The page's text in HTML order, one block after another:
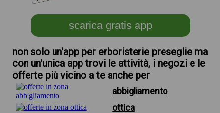
scarica gratis app
non solo un'app per erboristerie preseglie ma
con un'unica app trovi le attività, i negozi e le
offerte più vicino a te anche per
abbigliamento
ottica